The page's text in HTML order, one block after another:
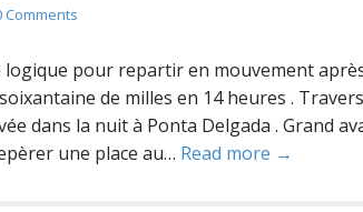
Comments
logique pour repartir en mouvement
de milles en 14 heures .
dans la nuit à Ponta Delgada . Grand
une place au… Read more →